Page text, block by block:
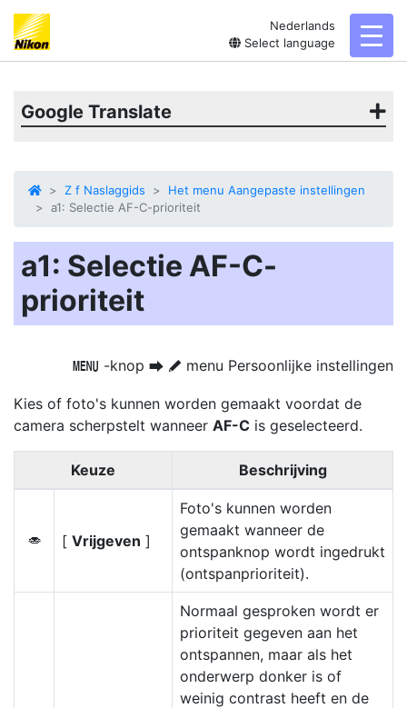
Nederlands
Select language
Google Translate
Z f Naslaggids
Het menu Aangepaste instellingen
a1: Selectie AF-C-prioriteit
a1: Selectie AF-C-
prioriteit
G -knop U A menu Persoonlijke instellingen
Kies of foto's kunnen worden gemaakt voordat de
camera scherpstelt wanneer AF-C is geselecteerd.
Keuze Beschrijving
G [ Vrijgeven ]
Foto's kunnen worden
gemaakt wanneer de
ontspanknop wordt ingedrukt
(ontspanprioriteit).
Normaal gesproken wordt er
prioriteit gegeven aan het
ontspannen, maar als het
onderwerp donker is of
weinig contrast heeft en de